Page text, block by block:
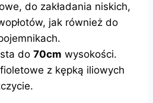
do zakładania niskich,
jak również do
do 70cm wysokości.
z kępką iliowych